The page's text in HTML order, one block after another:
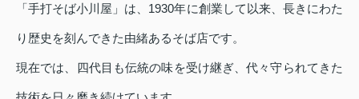
「手打そば小川屋」は、1930年に創業して以来、長きにわた
り歴史を刻んできた由緒あるそば店です。
現在では、四代目も伝統の味を受け継ぎ、代々守られてきた